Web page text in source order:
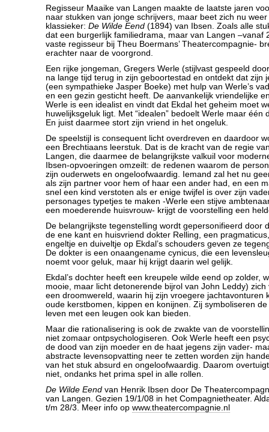
Regisseur Maaike van Langen maakte de laatste jaren
naar stukken van jonge schrijvers, maar beet zich nu
klassieker: De Wilde Eend (1894) van Ibsen. Zoals alle
dat een burgerlijk familiedrama, maar van Langen –vanaf
vaste regisseur bij Theu Boermans’ Theatercompagnie-
erachter naar de voorgrond.
Een rijke jongeman, Gregers Werle (stijlvast gespeeld
na lange tijd terug in zijn geboortestad en ontdekt dat zijn
(een sympathieke Jasper Boeke) met hulp van Werle’s
en een gezin gesticht heeft. De aanvankelijk vriendelijke
Werle is een idealist en vindt dat Ekdal het geheim moet
huwelijksgeluk ligt. Met “idealen” bedoelt Werle maar één
En juist daarmee stort zijn vriend in het ongeluk.
De speelstijl is consequent licht overdreven en daardoor
een Brechtiaans leerstuk. Dat is de kracht van de regie
Langen, die daarmee de belangrijkste valkuil voor
Ibsen-opvoeringen omzeilt: de redenen waarom de
zijn ouderwets en ongeloofwaardig. Iemand zal het nu
als zijn partner voor hem of haar een ander had, en een
snel een kind verstoten als er enige twijfel is over zijn
personages typetjes te maken -Werle een stijve
een moederende huisvrouw- krijgt de voorstelling een
De belangrijkste tegenstelling wordt gepersonifieerd door
de ene kant en huisvriend dokter Relling, een
engeltje en duiveltje op Ekdal’s schouders geven ze
De dokter is een onaangename cynicus, die een
noemt voor geluk, maar hij krijgt daarin wel gelijk.
Ekdal’s dochter heeft een kreupele wilde eend op zolder,
mooie, maar licht detonerende bijrol van John Leddy) zich
een droomwereld, waarin hij zijn vroegere jachtavonturen
oude kerstbomen, kippen en konijnen. Zij symboliseren
leven met een leugen ook kan bieden.
Maar die rationalisering is ook de zwakte van de
niet zomaar ontpsychologiseren. Ook Werle heeft een
de dood van zijn moeder en de haat jegens zijn vader-
abstracte levensopvatting neer te zetten worden zijn
van het stuk absurd en ongeloofwaardig. Daarom
niet, ondanks het prima spel in alle rollen.
De Wilde Eend van Henrik Ibsen door De
van Langen. Gezien 19/1/08 in het Compagnietheater.
t/m 28/3. Meer info op www.theatercompagnie.nl